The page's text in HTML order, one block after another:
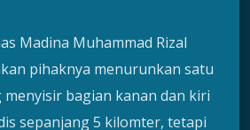
Madina Muhammad Rizal
pihaknya menurunkan satu
bagian kanan dan kiri
sepanjang 5 kilomter, tetapi